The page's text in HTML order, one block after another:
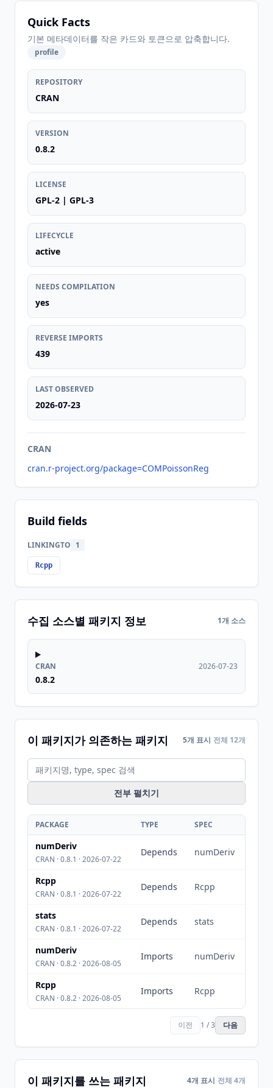
Quick Facts
기본 메타데이터를 작은 카드와 토큰으로 압축합니다.
profile
REPOSITORY
CRAN
VERSION
0.8.2
LICENSE
GPL-2 | GPL-3
LIFECYCLE
active
NEEDS COMPILATION
yes
REVERSE IMPORTS
439
LAST OBSERVED
2026-07-23
CRAN
cran.r-project.org/package=COMPoissonReg
Build fields
LINKINGTO 1
Rcpp
수집 소스별 패키지 정보 1개 소스
CRAN
0.8.2
2026-07-23
이 패키지가 의존하는 패키지 5개 표시 전체 12개
전부 펼치기
PACKAGE TYPE SPEC
numDeriv
CRAN · 0.8.1 · 2026-07-22
Depends numDeriv
Rcpp
CRAN · 0.8.1 · 2026-07-22
Depends Rcpp
stats
CRAN · 0.8.1 · 2026-07-22
Depends stats
numDeriv
CRAN · 0.8.2 · 2026-08-05
Imports numDeriv
Rcpp
CRAN · 0.8.2 · 2026-08-05
Imports Rcpp
이전 1 / 3 다음
이 패키지를 쓰는 패키지 4개 표시 전체 4개